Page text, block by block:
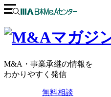
M&A・事業承継の情報を
わかりやすく発信
無料相談